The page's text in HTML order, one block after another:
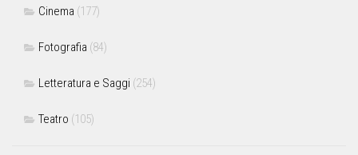
Cinema (177)
Fotografia (84)
Letteratura e Saggi (254)
Teatro (105)